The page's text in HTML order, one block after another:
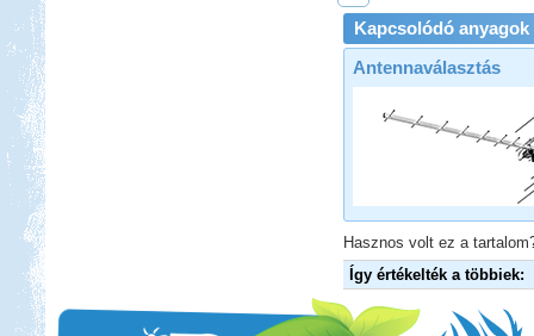
Kapcsolódó anyagok
Antennaválasztás
Hasznos volt ez a
Így értékelték a többiek: